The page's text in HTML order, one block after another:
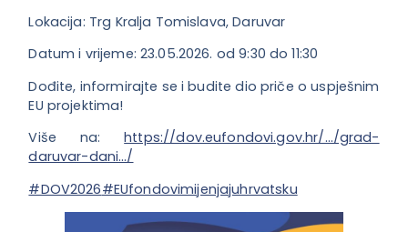
Lokacija: Trg Kralja Tomislava, Daruvar
Datum i vrijeme: 23.05.2026. od 9:30 do 11:30
Dođite, informirajte se i budite dio priče o uspješnim
EU projektima!
Više na:https://dov.eufondovi.gov.hr/…/grad-
daruvar-dani…/
#DOV2026#EUfondovimijenjajuhrvatsku